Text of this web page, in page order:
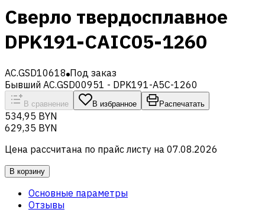
Сверло твердосплавное
DPK191-CAIC05-1260
AC.GSD10618 Под заказ
Бывший AC.GSD00951 - DPK191-A5C-1260
В сравнение В избранное Распечатать
534,95 BYN
629,35 BYN
Цена рассчитана по прайс листу на 07.08.2026
В корзину
Основные параметры
Отзывы